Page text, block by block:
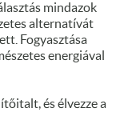
mindazok
alternatívát
Fogyasztása
energiával
és élvezze a